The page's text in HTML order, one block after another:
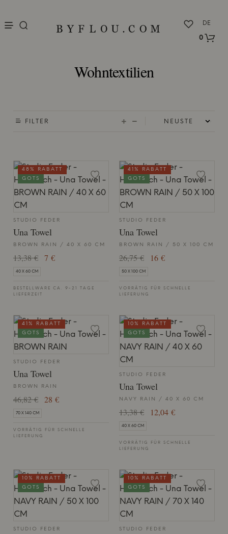
DE
0
Wohntextilien
FILTER
STUDIO FEDER
Una Towel
BROWN RAIN / 40 X 60 CM
13,38 € 7 €
40 X 60 CM
BESTELLWARE CA. 9-21 TAGE
LIEFERZEIT
48% RABATT
GOTS
STUDIO FEDER
Una Towel
BROWN RAIN / 50 X 100 CM
26,75 € 16 €
50 X 100 CM
VORRÄTIG FÜR SCHNELLE
LIEFERUNG
41% RABATT
GOTS
STUDIO FEDER
Una Towel
BROWN RAIN
46,82 € 28 €
70 X 140 CM
VORRÄTIG FÜR SCHNELLE
LIEFERUNG
41% RABATT
GOTS
STUDIO FEDER
Una Towel
NAVY RAIN / 40 X 60 CM
13,38 € 12,04 €
40 X 60 CM
VORRÄTIG FÜR SCHNELLE
LIEFERUNG
10% RABATT
GOTS
STUDIO FEDER
10% RABATT
GOTS
STUDIO FEDER
10% RABATT
GOTS